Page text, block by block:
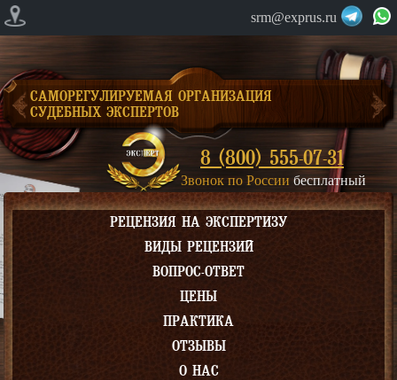
srm@exprus.ru
САМОРЕГУЛИРУЕМАЯ ОРГАНИЗАЦИЯ
СУДЕБНЫХ ЭКСПЕРТОВ
8 (800) 555-07-31
Звонок по России бесплатный
РЕЦЕНЗИЯ НА ЭКСПЕРТИЗУ
ВИДЫ РЕЦЕНЗИЙ
ВОПРОС-ОТВЕТ
ЦЕНЫ
ПРАКТИКА
ОТЗЫВЫ
О НАС